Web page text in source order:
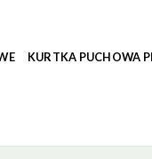
KURTKA PUCHOWA